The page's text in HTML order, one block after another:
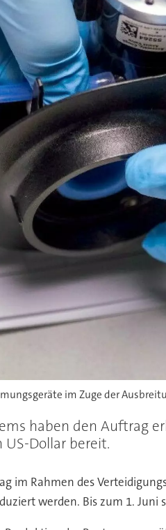
im Zuge der
haben den Auftrag
Dollar bereit.
im Rahmen des
werden. Bis zum 1.